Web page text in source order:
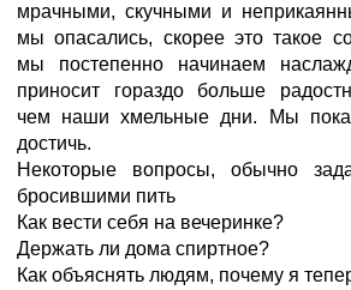
мрачными, скучными и
мы опасались, скорее это такое
мы постепенно начинаем
приносит гораздо больше
чем наши хмельные дни. Мы
достичь.
Некоторые вопросы, обычно
бросившими пить
Как вести себя на вечеринке?
Держать ли дома спиртное?
Как объяснять людям, почему я